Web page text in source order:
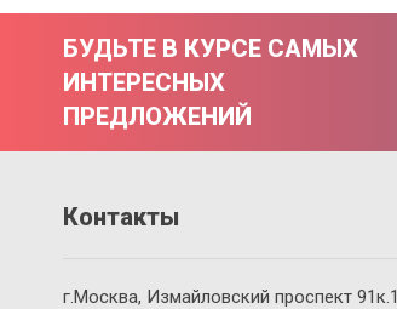
БУДЬТЕ В КУРСЕ САМЫХ
ИНТЕРЕСНЫХ
ПРЕДЛОЖЕНИЙ
Контакты
г.Москва, Измайловский проспект 91к.1